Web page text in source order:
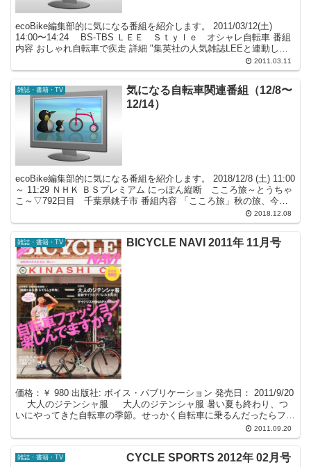
ecoBike編集部的に気になる番組を紹介します。 2011/03/12(土)
14:00〜14:24 BS-TBS ＬＥＥ Ｓｔｙｌｅ オシャレ自転車 番組
内容 おしゃれ自転車で疾走 詳細 "集英社の人気雑誌LEEと連動した
2011.03.11
雑誌・書籍・TV
気になる自転車関連番組（12/8〜
12/14）
ecoBike編集部的に気になる番組を紹介します。 2018/12/8 (土) 11:00
～ 11:29 ＮＨＫ ＢＳプレミアム にっぽん縦断 こころ旅～とうちゃ
こ～▽792日目 千葉県銚子市 番組内容 「こころ旅」秋の旅、今週
2018.12.08
雑誌・書籍・TV BICYCLE NAVI 2011年 11月号
価格：￥ 980 出版社: ボイス・パブリケーション 発売日： 2011/9/20
大人のジテンシャ服 大人のジテンシャ服 暑い夏も終わり、つ
いにやってきた自転車の季節。せっかく自転車に乗るんだったらファ
2011.09.20
雑誌・書籍・TV CYCLE SPORTS 2012年 02月号